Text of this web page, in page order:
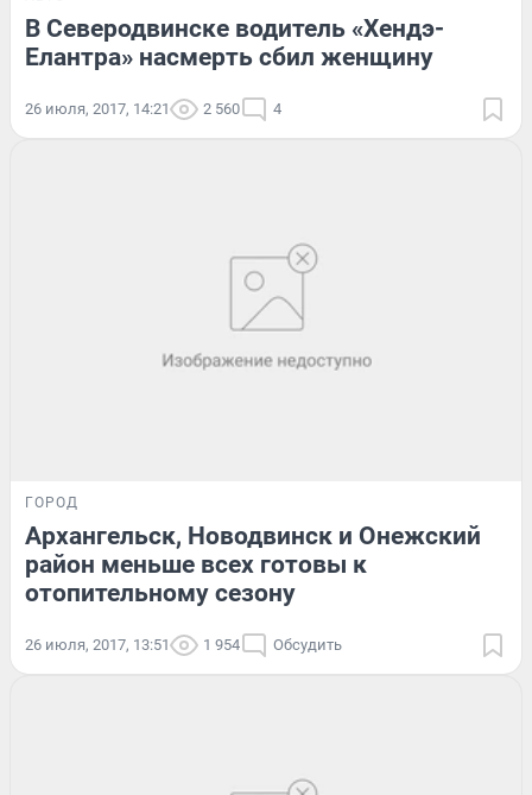
В Северодвинске водитель «Хендэ-
Елантра» насмерть сбил женщину
26 июля, 2017, 14:21 2 560 4
ГОРОД
Архангельск, Новодвинск и Онежский
район меньше всех готовы к
отопительному сезону
26 июля, 2017, 13:51 1 954 Обсудить